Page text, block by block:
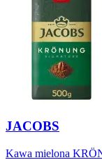
JACOBS
Kawa mielona